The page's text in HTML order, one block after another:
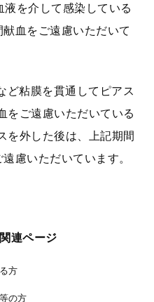
を介して感染している
献血をご遠慮いただいて
ど粘膜を貫通してピアス
をご遠慮いただいている
を外した後は、上記期間
慮いただいています。
連ページ
方
の方